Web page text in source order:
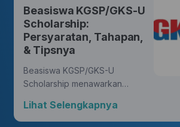
yang membawa perubahan.
Beasiswa KGSP/GKS-U
Scholarship:
Persyaratan, Tahapan,
& Tipsnya
Beasiswa KGSP/GKS-U
Scholarship menawarkan
bagi Hunters untuk mengejar
gelar di berbagai disiplin ilmu,
Lihat Selengkapnya